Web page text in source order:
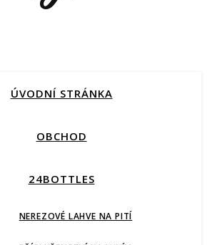
ÚVODNÍ STRÁNKA
OBCHOD
24BOTTLES
NEREZOVÉ LAHVE NA PITÍ